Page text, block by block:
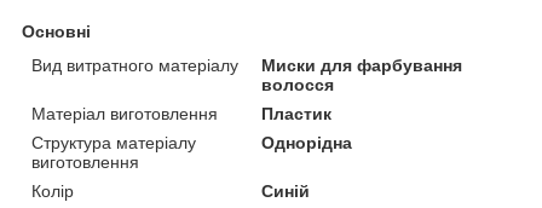
Основні
Вид витратного матеріалу
Миски для фарбування
волосся
Матеріал виготовлення
Пластик
Структура матеріалу
виготовлення
Однорідна
Колір
Синій